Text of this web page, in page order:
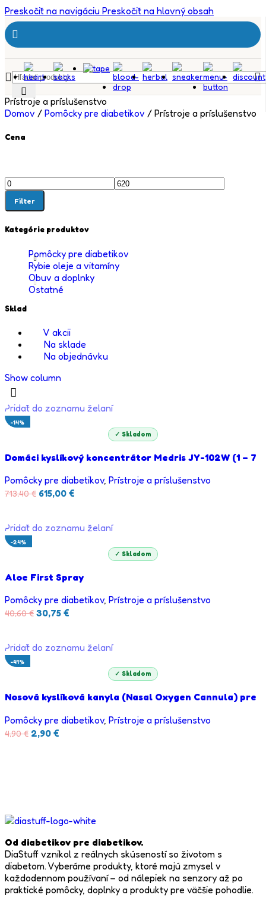
Preskočiť na navigáciu Preskočiť na hlavný obsah
Prístroje a príslušenstvo
Domov / Pomôcky pre diabetikov / Prístroje a príslušenstvo
Cena
Filter
Kategórie produktov
Pomôcky pre diabetikov
Rybie oleje a vitamíny
Obuv a doplnky
Ostatné
Sklad
V akcii
Na sklade
Na objednávku
Show column
-14%
Pridať do zoznamu želaní
✓ Skladom
Domáci kyslíkový koncentrátor Medris JY-102W (1 – 7
Pomôcky pre diabetikov, Prístroje a príslušenstvo
713,40€ 615,00 €
-24%
Pridať do zoznamu želaní
✓ Skladom
Aloe First Spray
Pomôcky pre diabetikov, Prístroje a príslušenstvo
40,60€ 30,75 €
-41%
Pridať do zoznamu želaní
✓ Skladom
Nosová kyslíková kanyla (Nasal Oxygen Cannula) pre
Pomôcky pre diabetikov, Prístroje a príslušenstvo
4,90€ 2,90 €
Od diabetikov pre diabetikov.
DiaStuff vznikol z reálnych skúseností so životom s
diabetom. Vyberáme produkty, ktoré majú zmysel v
každodennom používaní – od nálepiek na senzory až po
praktické pomôcky, doplnky a produkty pre väčšie pohodlie.